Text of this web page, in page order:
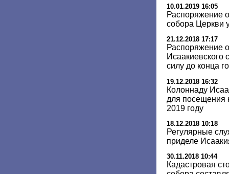
10.01.2019 16:05
Распоряжение
собора Церкви
21.12.2018 17:17
Распоряжение
Исаакиевского
силу до конца
19.12.2018 16:32
Колоннаду
для посещения
2019 году
18.12.2018 10:18
Регулярные
приделе
30.11.2018 10:44
Кадастровая